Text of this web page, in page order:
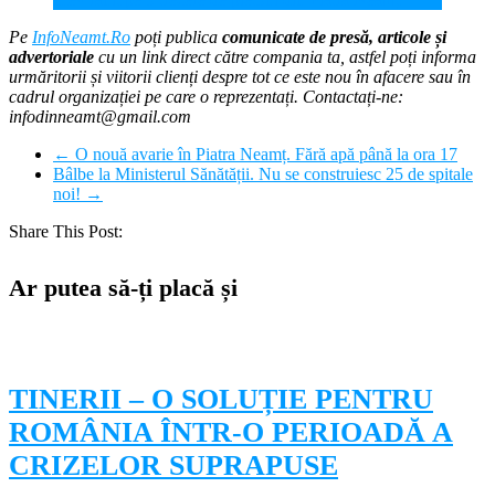
Pe InfoNeamt.Ro poți publica comunicate de presă, articole și
advertoriale cu un link direct către compania ta, astfel poți informa
urmăritorii și viitorii clienți despre tot ce este nou în afacere sau în
cadrul organizației pe care o reprezentați. Contactați-ne:
infodinneamt@gmail.com
← O nouă avarie în Piatra Neamț. Fără apă până la ora 17
Bâlbe la Ministerul Sănătății. Nu se construiesc 25 de spitale
noi! →
Share This Post:
Ar putea să-ți placă și
TINERII – O SOLUȚIE PENTRU
ROMÂNIA ÎNTR-O PERIOADĂ A
CRIZELOR SUPRAPUSE